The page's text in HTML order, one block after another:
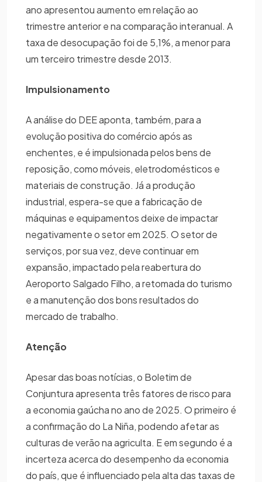
ano apresentou aumento em relação ao
trimestre anterior e na comparação interanual. A
taxa de desocupação foi de 5,1%, a menor para
um terceiro trimestre desde 2013.
Impulsionamento
A análise do DEE aponta, também, para a
evolução positiva do comércio após as
enchentes, e é impulsionada pelos bens de
reposição, como móveis, eletrodomésticos e
materiais de construção. Já a produção
industrial, espera-se que a fabricação de
máquinas e equipamentos deixe de impactar
negativamente o setor em 2025. O setor de
serviços, por sua vez, deve continuar em
expansão, impactado pela reabertura do
Aeroporto Salgado Filho, a retomada do turismo
e a manutenção dos bons resultados do
mercado de trabalho.
Atenção
Apesar das boas notícias, o Boletim de
Conjuntura apresenta três fatores de risco para
a economia gaúcha no ano de 2025. O primeiro é
a confirmação do La Niña, podendo afetar as
culturas de verão na agriculta. E em segundo é a
incerteza acerca do desempenho da economia
do país, que é influenciado pela alta das taxas de